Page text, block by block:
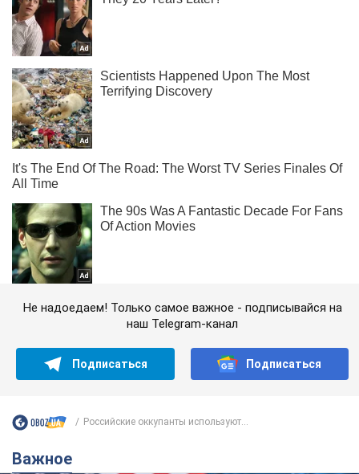
Не надоедаем! Только самое важное - подписывайся на
наш Telegram-канал
Подписаться Подписаться
Российские оккупанты используют...
Важное